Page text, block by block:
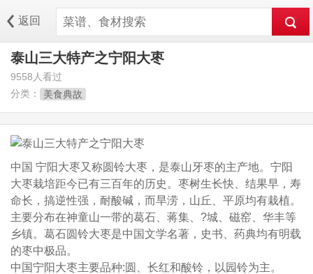
返回
泰山三大特产之宁阳大枣
9558人看过
分类：
美食典故
中国 宁阳大枣又称圆铃大枣，是泰山牙枣的主产地。宁阳
大枣栽培距今已有三百年的历史。枣树生长快、结果早，寿
命长，搞逆性强，耐酸碱，而旱涝，山丘、平原均有栽植。
主要分布在神童山一带的葛石、蒋集、?城、磁窑、华丰等
乡镇。葛石圆铃大枣是中国文学名著，史书、药典均有明载
的枣中极品。
中国宁阳大枣主要品种:圆、长红和酸铃，以园铃为主。